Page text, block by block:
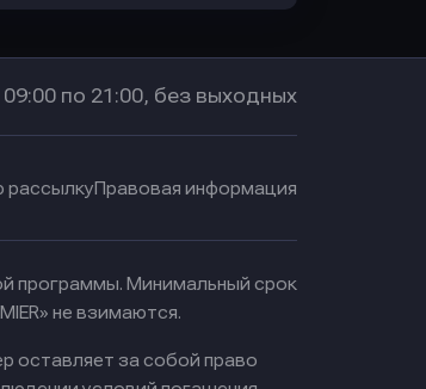
09:00 по 21:00, без выходных
рассылкуПравовая информация
программы. Минимальный срок
не взимаются.
оставляет за собой право